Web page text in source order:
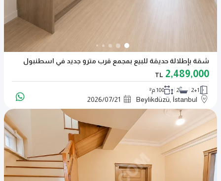
شقة بإطلالة حديقة للبيع بمجمع قرب مترو جديد في اسطنبول
2,489,000
TL
2+1
2 100 م²
Beylikdüzü, İstanbul
2026/07/21